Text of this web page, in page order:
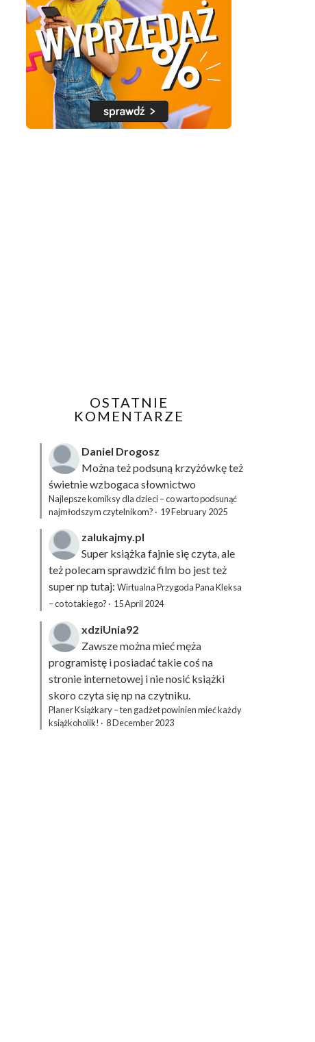
OSTATNIE
KOMENTARZE
Daniel Drogosz
Można też podsuną krzyżówkęteż
świetnie wzbogaca słownictwo
Najlepsze komiksy dla dzieci – co warto podsunąć
najmłodszym czytelnikom? · 19 February 2025
zalukajmy.pl
Super książka fajnie się czyta, ale
też polecam sprawdzić film bo jest też
super np tutaj: Wirtualna Przygoda Pana Kleksa
– co to takiego? · 15 April 2024
xdziUnia92
Zawsze można mieć męża
programistę i posiadać takie coś na
stronie internetowej i nie nosić książki
skoro czyta się np na czytniku.
Planer Książkary – ten gadżet powinien mieć każdy
książkoholik! · 8 December 2023